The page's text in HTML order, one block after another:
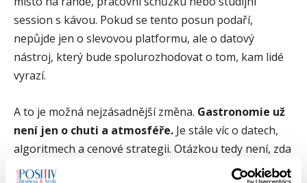
session s kávou. Pokud se tento posun podaří,
nepůjde jen o slevovou platformu, ale o datový
nástroj, který bude spolurozhodovat o tom, kam lidé
vyrazí.
A to je možná nejzásadnější změna. Gastronomie už
není jen o chuti a atmosféře. Je stále víc o datech,
algoritmech a cenové strategii. Otázkou tedy není, zda
lidé díky aplikaci ušetřili 125 milionů korun. Skutečná